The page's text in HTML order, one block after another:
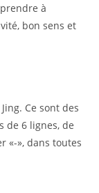
à
bon sens et
Ce sont des
de 6 lignes, de
«-», dans toutes